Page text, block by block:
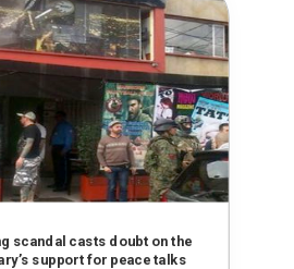
scandal casts doubt on the
support for peace talks